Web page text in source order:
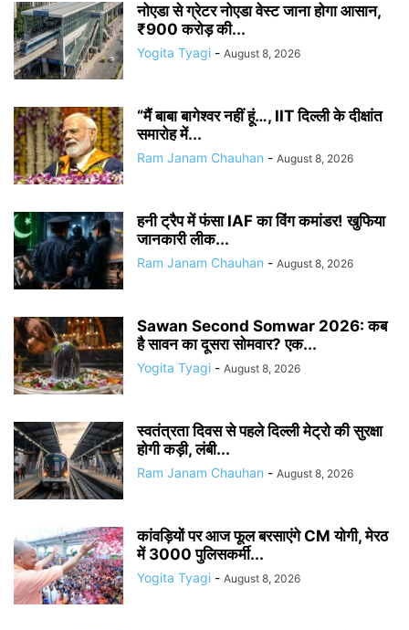
नोएडा से ग्रेटर नोएडा वेस्ट जाना होगा आसान,
₹900 करोड़ की...
Yogita Tyagi - August 8, 2026
“मैं बाबा बागेश्वर नहीं हूं…, IIT दिल्ली के दीक्षांत
समारोह में...
Ram Janam Chauhan - August 8, 2026
हनी ट्रैप में फंसा IAF का विंग कमांडर! खुफिया
जानकारी लीक...
Ram Janam Chauhan - August 8, 2026
Sawan Second Somwar 2026: कब
है सावन का दूसरा सोमवार? एक...
Yogita Tyagi - August 8, 2026
स्वतंत्रता दिवस से पहले दिल्ली मेट्रो की सुरक्षा
होगी कड़ी, लंबी...
Ram Janam Chauhan - August 8, 2026
कांवड़ियों पर आज फूल बरसाएंगे CM योगी, मेरठ
में 3000 पुलिसकर्मी...
Yogita Tyagi - August 8, 2026